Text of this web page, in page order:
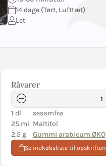
14 dage (Tørt, Lufttæt)
Let
Råvarer
1 dl
sesamfrø
25 ml Maltitol
2,5 g
Gummi arabicum ØKO
Se indkøbsliste til opskriften